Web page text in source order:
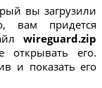
вы загрузили
вам придется
wireguard.zip
его.
и показать его